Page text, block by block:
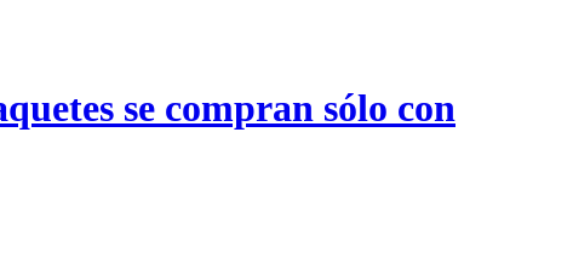
se compran sólo con